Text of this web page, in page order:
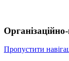
Пропустити